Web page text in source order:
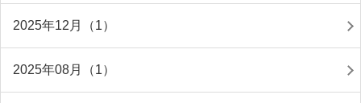
2025年12月（1）
2025年08月（1）